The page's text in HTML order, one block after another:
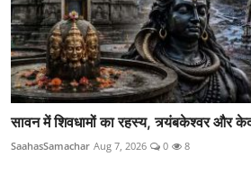
सावन में शिवधामों का रहस्य, त्र्यंबकेश्वर और
SaahasSamachar Aug 7, 2026 0 8